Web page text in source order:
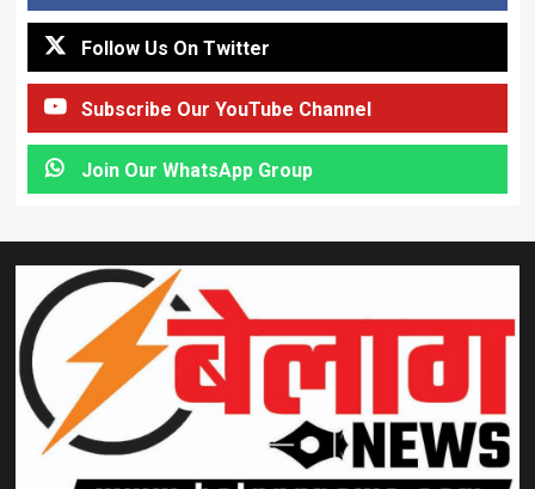
Follow Us On Twitter
Subscribe Our YouTube Channel
Join Our WhatsApp Group